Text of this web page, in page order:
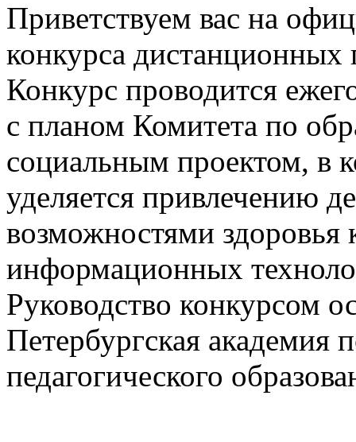
Приветствуем вас на
конкурса
Конкурс проводится
с планом Комитета по
социальным проектом, в
уделяется привлечению
возможностями здоровья
информационных
Руководство конкурсом
Петербургская академия
педагогического